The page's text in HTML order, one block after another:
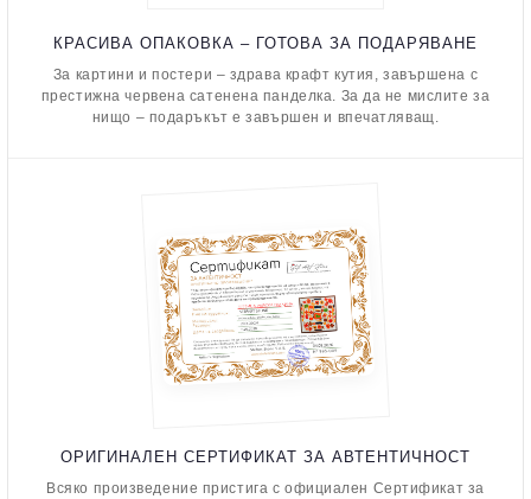
КРАСИВА ОПАКОВКА – ГОТОВА ЗА ПОДАРЯВАНЕ
За картини и постери – здрава крафт кутия, завършена с
престижна червена сатенена панделка. За да не мислите за
нищо – подаръкът е завършен и впечатляващ.
ОРИГИНАЛЕН СЕРТИФИКАТ ЗА АВТЕНТИЧНОСТ
Всяко произведение пристига с официален Сертификат за